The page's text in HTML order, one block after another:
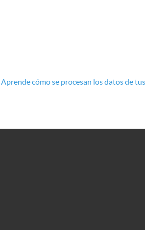
Aprende cómo se procesan los datos de